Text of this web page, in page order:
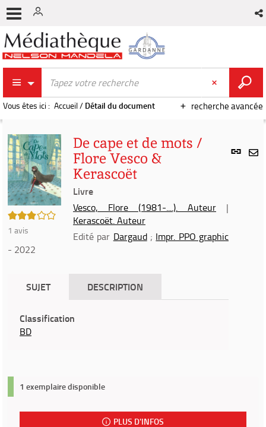
recherche avancée
Vous êtes ici : Accueil/ Détail du document
Lien
3/5
1 avis
De cape et de mots /
Flore Vesco &
Kerascoët
Livre
Vesco, Flore (1981-....). Auteur |
Kerascoët. Auteur
Edité par Dargaud; Impr. PPO graphic
- 2022
SUJET DESCRIPTION
Classification
BD
1 exemplaire disponible
PLUS D'INFOS